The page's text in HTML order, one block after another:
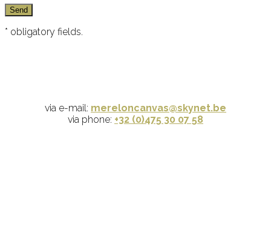
* obligatory fields.
via e-mail: mereloncanvas@skynet.be
via phone: +32 (0)475 30 07 58